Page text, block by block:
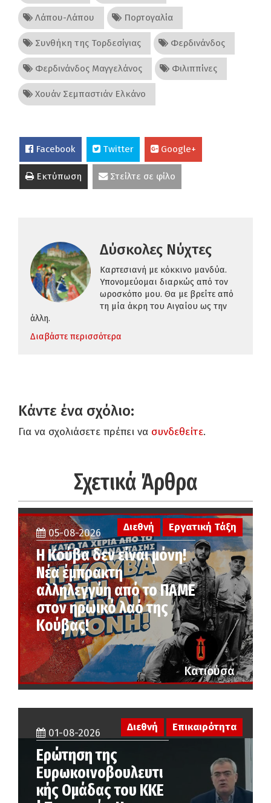
Λάπου-Λάπου Πορτογαλία
Συνθήκη της Τορδεσίγιας Φερδινάνδος
Φερδινάνδος Μαγγελάνος Φιλιππίνες
Χουάν Σεμπαστιάν Ελκάνο
Facebook Twitter Google+
Εκτύπωση Στείλτε σε φίλο
Δύσκολες Νύχτες
Καρτεσιανή με κόκκινο μανδύα.
Υπονομεύομαι διαρκώς από τον
ωροσκόπο μου. Θα με βρείτε από
τη μία άκρη του Αιγαίου ως την
άλλη.
Διαβάστε περισσότερα
Κάντε ένα σχόλιο:
Για να σχολιάσετε πρέπει να συνδεθείτε.
Σχετικά Άρθρα
Διεθνή Εργατική Τάξη
05-08-2026
Η Κούβα δεν είναι μόνη!
Νέα έμπρακτη
αλληλεγγύη από το ΠΑΜΕ
στον ηρωικό λαό της
Κούβας!
Κατιούσα
01-08-2026
Ερώτηση της
Ευρωκοινοβουλευτι
κής Ομάδας του ΚΚΕ
Διεθνή Επικαιρότητα